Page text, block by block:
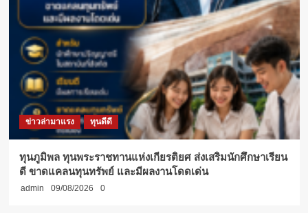
ข่าวล่ามาแรง ทุนดีดี
ทุนภูมิพล ทุนพระราชทานแห่งเกียรติยศ ส่งเสริมนักศึกษาเรียน
ดี ขาดแคลนทุนทรัพย์ และมีผลงานโดดเด่น
admin 09/08/2026 0